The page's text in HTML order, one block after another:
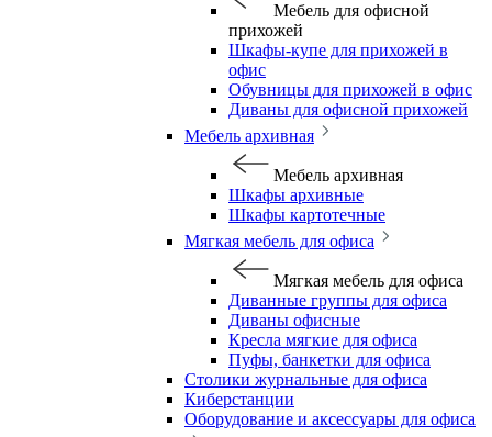
Мебель для офисной
прихожей
Шкафы-купе для прихожей в
офис
Обувницы для прихожей в офис
Диваны для офисной прихожей
Мебель архивная
Мебель архивная
Шкафы архивные
Шкафы картотечные
Мягкая мебель для офиса
Мягкая мебель для офиса
Диванные группы для офиса
Диваны офисные
Кресла мягкие для офиса
Пуфы, банкетки для офиса
Столики журнальные для офиса
Киберстанции
Оборудование и аксессуары для офиса